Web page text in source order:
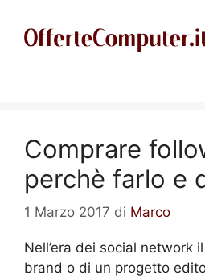
contenuto
Comprare
perchè farlo e
1 Marzo 2017 di Marco
Nell’era dei social network
brand o di un progetto